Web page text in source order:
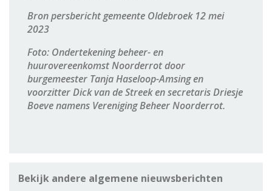
Bron persbericht gemeente Oldebroek 12 mei
2023
Foto: Ondertekening beheer- en
huurovereenkomst Noorderrot door
burgemeester Tanja Haseloop-Amsing en
voorzitter Dick van de Streek en secretaris Driesje
Boeve namens Vereniging Beheer Noorderrot.
Bekijk andere algemene nieuwsberichten